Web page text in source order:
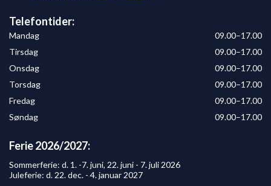
Telefontider:
Mandag
09.00–17.00
Tirsdag
09.00–17.00
Onsdag
09.00–17.00
Torsdag
09.00–17.00
Fredag
09.00–17.00
Søndag
09.00–17.00
Ferie 2026/2027:
Sommerferie: d. 1. -7. juni, 22. juni - 7. juli 2026
Juleferie: d. 22. dec. - 4. januar 2027